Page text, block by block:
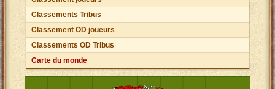
Classements Tribus
Classement OD joueurs
Classements OD Tribus
Carte du monde